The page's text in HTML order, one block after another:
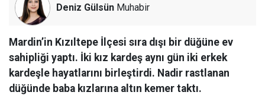
Deniz Gülsün Muhabir
Mardin’in Kızıltepe İlçesi sıra dışı bir düğüne ev
sahipliği yaptı. İki kız kardeş aynı gün iki erkek
kardeşle hayatlarını birleştirdi. Nadir rastlanan
düğünde baba kızlarına altın kemer taktı.